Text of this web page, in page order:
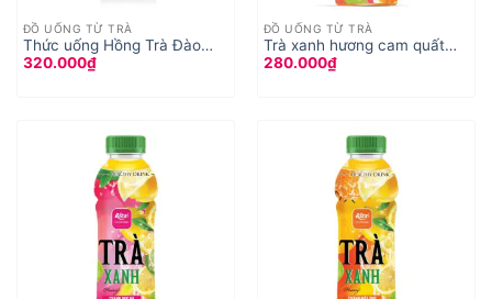
ĐỒ UỐNG TỪ TRÀ
Thức uống Hồng Trà Đào
thêm hạt Thuỷ Tinh , hạt nổ
320.000₫
ĐỒ UỐNG TỪ TRÀ
Trà xanh hương cam quất
bạc hà đóng chai 450ml
280.000₫